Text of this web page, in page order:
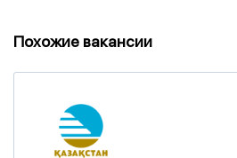
Похожие вакансии